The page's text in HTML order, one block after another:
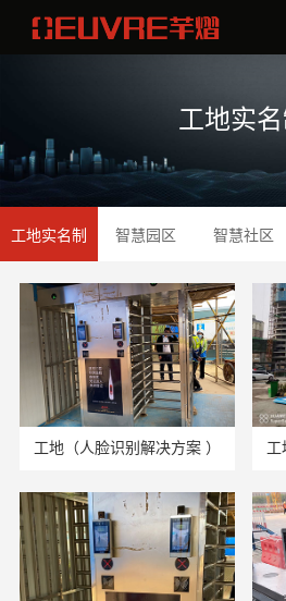
工地实名
工地实名制 智慧园区 智慧社区
工地（人脸识别解决方案 ） 工